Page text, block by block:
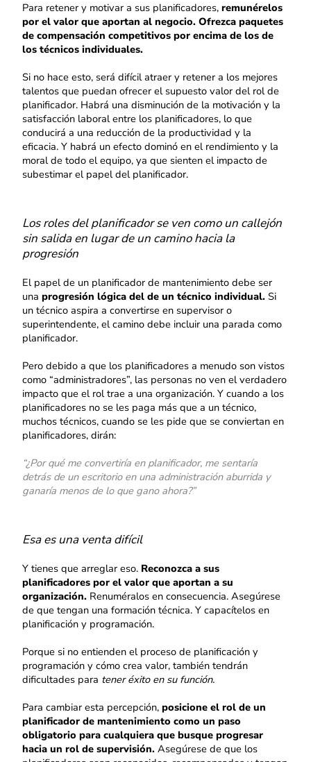
Para retener y motivar a sus planificadores, remunérelos
por el valor que aportan al negocio. Ofrezca paquetes
de compensación competitivos por encima de los de
los técnicos individuales.
Si no hace esto, será difícil atraer y retener a los mejores
talentos que puedan ofrecer el supuesto valor del rol de
planificador. Habrá una disminución de la motivación y la
satisfacción laboral entre los planificadores, lo que
conducirá a una reducción de la productividad y la
eficacia. Y habrá un efecto dominó en el rendimiento y la
moral de todo el equipo, ya que sienten el impacto de
subestimar el papel del planificador.
Los roles del planificador se ven como un callejón
sin salida en lugar de un camino hacia la
progresión
El papel de un planificador de mantenimiento debe ser
unaprogresión lógica del de un técnico individual. Si
un técnico aspira a convertirse en supervisor o
superintendente, el camino debe incluir una parada como
planificador.
Pero debido a que los planificadores a menudo son vistos
como “administradores”, las personas no ven el verdadero
impacto que el rol trae a una organización. Y cuando a los
planificadores no se les paga más que a un técnico,
muchos técnicos, cuando se les pide que se conviertan en
planificadores, dirán:
“¿Por qué me convertiría en planificador, me sentaría
detrás de un escritorio en una administración aburrida y
ganaría menos de lo que gano ahora?”
Esa es una venta difícil
Y tienes que arreglar eso. Reconozca a sus
planificadores por el valor que aportan a su
organización. Renuméralos en consecuencia. Asegúrese
de que tengan una formación técnica. Y capacítelos en
planificación y programación.
Porque si no entienden el proceso de planificación y
programación y cómo crea valor, también tendrán
dificultades para tener éxito en su función.
Para cambiar esta percepción,posicione el rol de un
planificador de mantenimiento como un paso
obligatorio para cualquiera que busque progresar
hacia un rol de supervisión. Asegúrese de que los